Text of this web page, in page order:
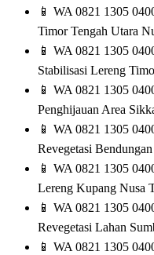
📱 WA 0821 1305
Timor Tengah Utara
📱 WA 0821 1305
Stabilisasi Lereng
📱 WA 0821 1305
Penghijauan Area
📱 WA 0821 1305
Revegetasi
📱 WA 0821 1305
Lereng Kupang Nusa
📱 WA 0821 1305
Revegetasi Lahan
📱 WA 0821 1305